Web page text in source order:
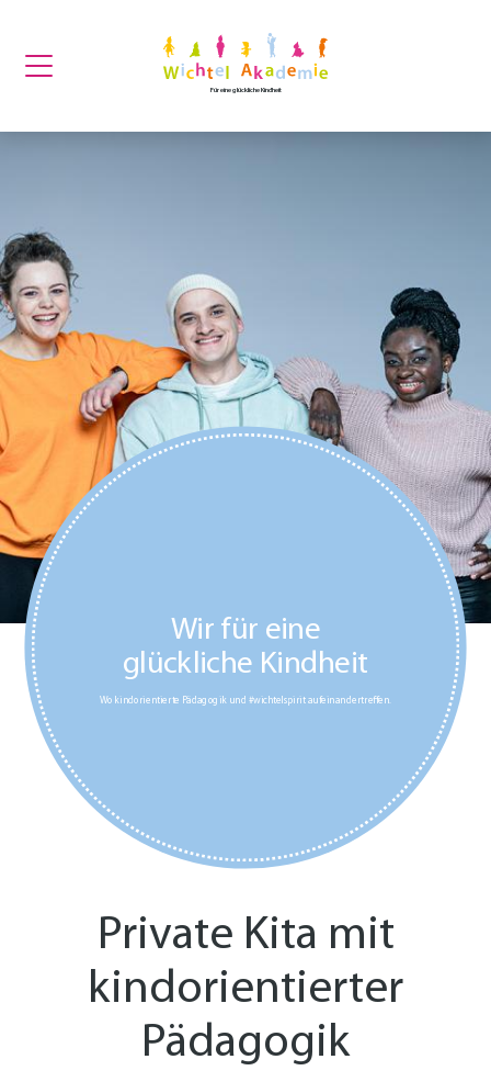
Für eine glückliche Kindheit
Wir für eine
glückliche Kindheit
Wo kindorientierte Pädagogik und #wichtelspirit aufeinandertreffen.
Private Kita mit
kindorientierter
Pädagogik